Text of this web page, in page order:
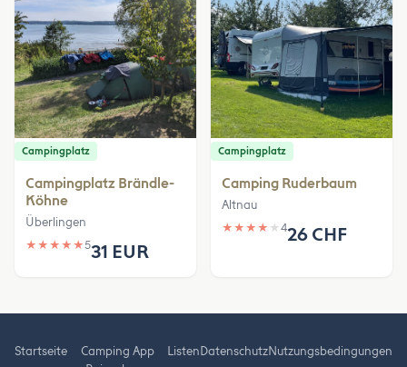
Campingplatz
Campingplatz Brändle-
Köhne
Überlingen
★ ★ ★ ★ ★531 EUR
Campingplatz
Camping Ruderbaum
Altnau
★ ★ ★ ★ ★ 426 CHF
Startseite
Camping App
ListenDatenschutzNutzungsbedingungen